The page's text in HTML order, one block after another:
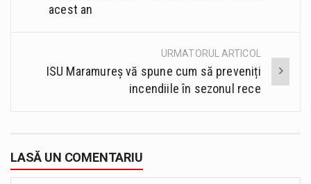
acest an
URMATORUL ARTICOL
ISU Maramureș vă spune cum să preveniți
incendiile în sezonul rece
LASĂ UN COMENTARIU